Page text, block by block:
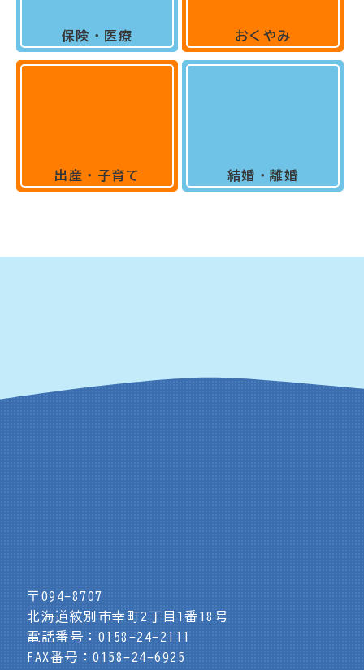
保険・医療
出産・子育て
おくやみ
結婚・離婚
〒094-8707
北海道紋別市幸町2丁目1番18号
電話番号：0158-24-2111
FAX番号：0158-24-6925